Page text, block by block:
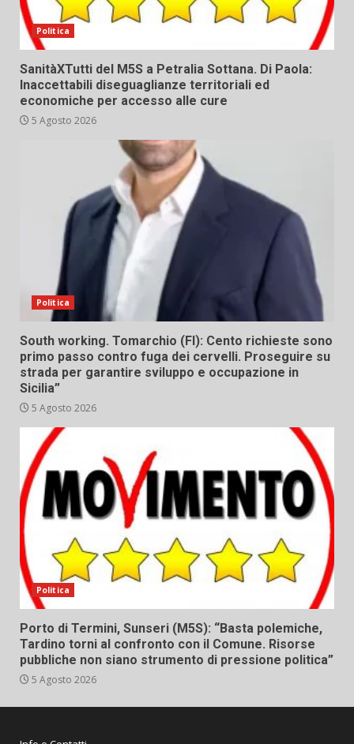
Politica
SanitàXTutti del M5S a Petralia Sottana. Di Paola:
Inaccettabili diseguaglianze territoriali ed
economiche per accesso alle cure
5 Agosto 2026
Politica
South working. Tomarchio (FI): Cento richieste sono
primo passo contro fuga dei cervelli. Proseguire su
strada per garantire sviluppo e occupazione in
Sicilia”
5 Agosto 2026
Politica
Porto di Termini, Sunseri (M5S): “Basta polemiche,
Tardino torni al confronto con il Comune. Risorse
pubbliche non siano strumento di pressione politica”
5 Agosto 2026